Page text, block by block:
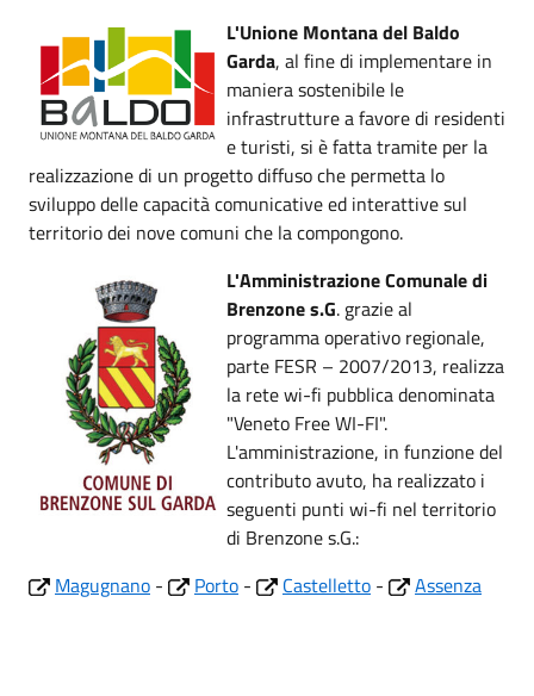
L'Unione Montana del Baldo
Garda, al fine di implementare in
maniera sostenibile le
infrastrutture a favore di residenti
e turisti, si è fatta tramite per la
realizzazione di un progetto diffuso che permetta lo
sviluppo delle capacità comunicative ed interattive sul
territorio dei nove comuni che la compongono.
L'Amministrazione Comunale di
Brenzone s.G. grazie al
programma operativo regionale,
parte FESR – 2007/2013, realizza
la rete wi-fi pubblica denominata
"Veneto Free WI-FI".
L'amministrazione, in funzione del
contributo avuto, ha realizzato i
seguenti punti wi-fi nel territorio
di Brenzone s.G.:
Magugnano - Porto - Castelletto - Assenza